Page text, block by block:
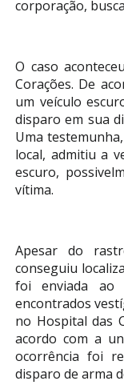
corporação,
O caso
Corações. De
um veículo
disparo em sua
Uma
local, admitiu a
escuro,
vítima.
Apesar do
conseguiu
foi enviada ao
encontrados
no Hospital das
acordo com a
ocorrência foi
disparo de arma